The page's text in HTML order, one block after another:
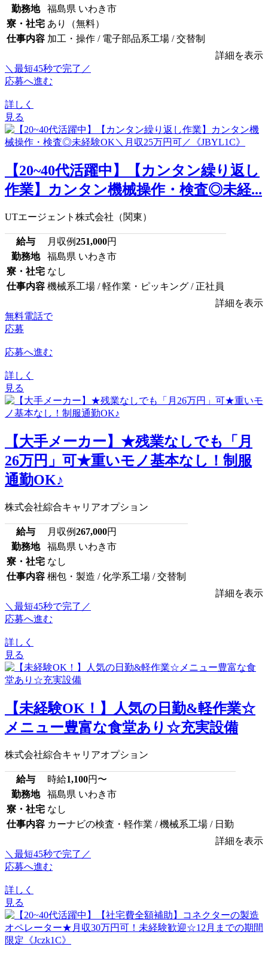
勤務地
福島県 いわき市
寮・社宅 あり（無料）
仕事内容 加工・操作 / 電子部品系工場 / 交替制
詳細を表示
＼最短45秒で完了／
応募へ進む
詳しく
見る
【20~40代活躍中】【カンタン繰り返し
作業】カンタン機械操作・検査◎未経...
UTエージェント株式会社（関東）
給与 月収例251,000円
勤務地
福島県 いわき市
寮・社宅 なし
仕事内容 機械系工場 / 軽作業・ピッキング / 正社員
詳細を表示
無料電話で
応募
応募へ進む
詳しく
見る
【大手メーカー】★残業なしでも「月
26万円」可★重いモノ基本なし！制服
通勤OK♪
株式会社綜合キャリアオプション
給与 月収例267,000円
勤務地
福島県 いわき市
寮・社宅 なし
仕事内容 梱包・製造 / 化学系工場 / 交替制
詳細を表示
＼最短45秒で完了／
応募へ進む
詳しく
見る
【未経験OK！】人気の日勤&軽作業☆
メニュー豊富な食堂あり☆充実設備
株式会社綜合キャリアオプション
給与 時給1,100円〜
勤務地
福島県 いわき市
寮・社宅 なし
仕事内容 カーナビの検査・軽作業 / 機械系工場 / 日勤
詳細を表示
＼最短45秒で完了／
応募へ進む
詳しく
見る